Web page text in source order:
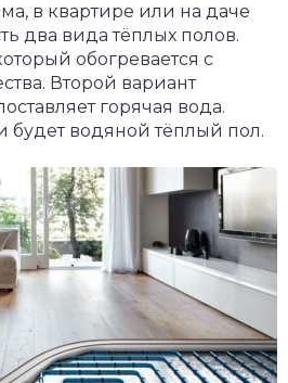
в квартире или на даче
два вида тёплых полов.
обогревается с
Второй вариант
горячая вода.
будет водяной тёплый пол.